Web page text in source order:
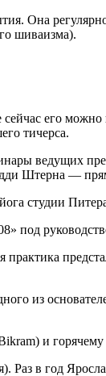
Она
шиваизма).
его
тичерса.
ведущих
Штерна —
студии
под
из
и
в год